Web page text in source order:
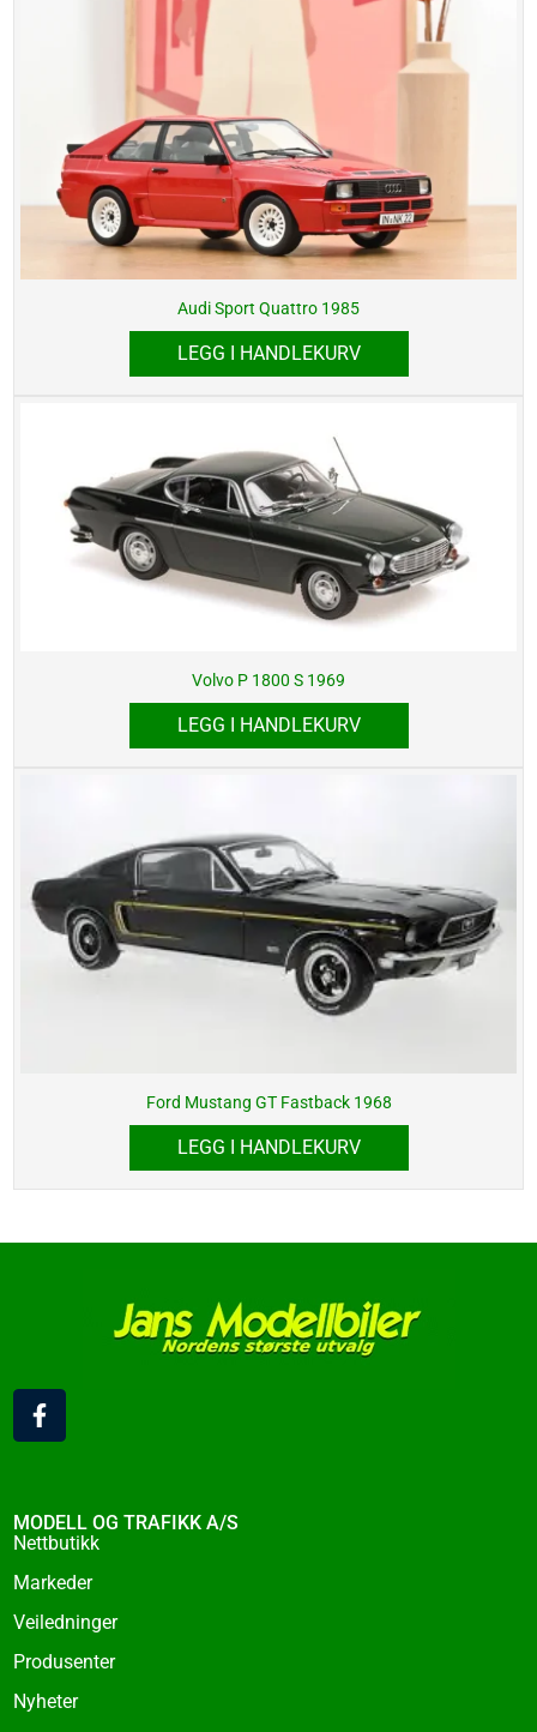
Audi Sport Quattro 1985
LEGG I HANDLEKURV
Volvo P 1800 S 1969
LEGG I HANDLEKURV
Ford Mustang GT Fastback 1968
LEGG I HANDLEKURV
F
a
c
o
o
-
f
MODELL OG TRAFIKK A/S
Nettbutikk
Markeder
Veiledninger
Produsenter
Nyheter